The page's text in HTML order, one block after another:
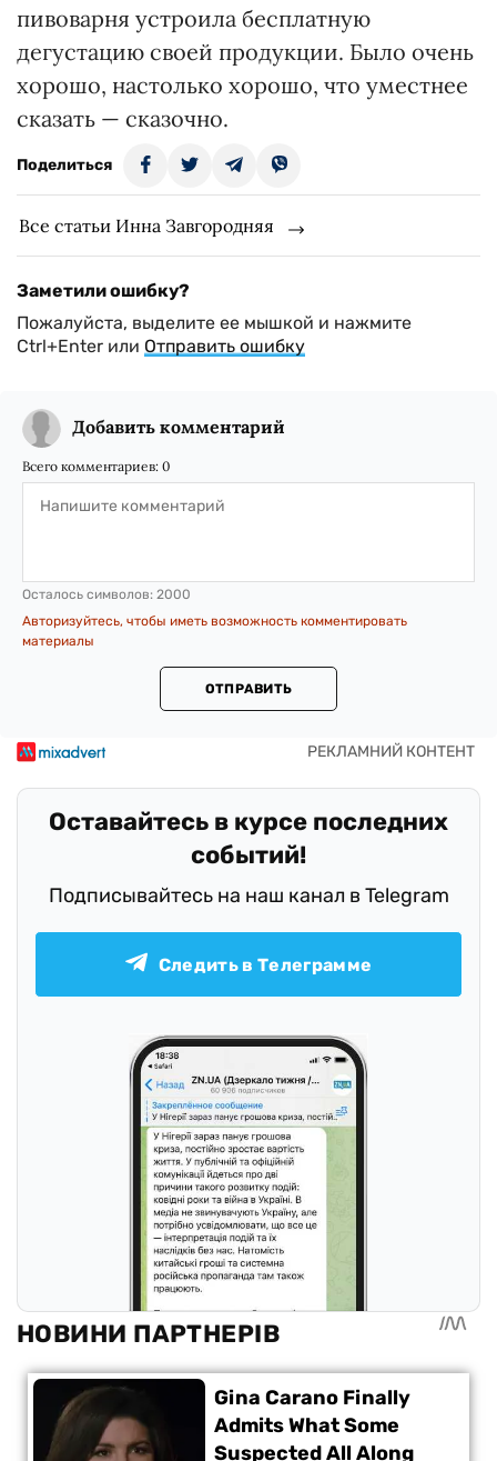
пивоварня устроила бесплатную
дегустацию своей продукции. Было очень
хорошо, настолько хорошо, что уместнее
сказать — сказочно.
Поделиться
Все статьи Инна Завгородняя
Заметили ошибку?
Пожалуйста, выделите ее мышкой и нажмите
Ctrl+Enter или Отправить ошибку
Добавить комментарий
Всего комментариев: 0
Осталось символов: 2000
Авторизуйтесь, чтобы иметь возможность комментировать
материалы
ОТПРАВИТЬ
Оставайтесь в курсе последних
событий!
Подписывайтесь на наш канал в Telegram
Следить в Телеграмме